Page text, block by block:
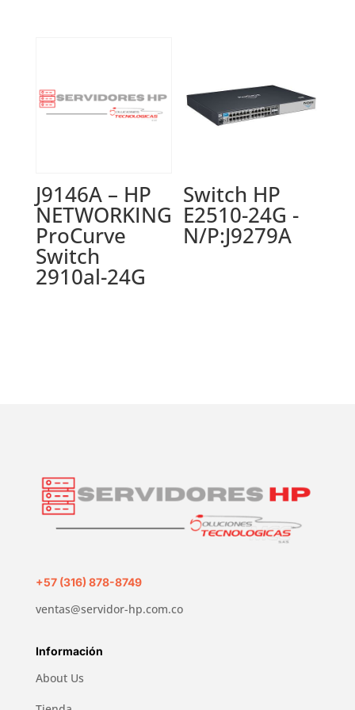
J9146A – HP
NETWORKING
ProCurve
Switch
2910al-24G
Switch HP
E2510-24G -
N/P:J9279A
+57 (316) 878-8749
ventas@servidor-hp.com.co
Información
About Us